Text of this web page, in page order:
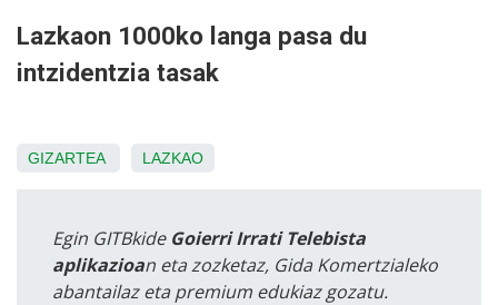
Lazkaon 1000ko langa pasa du
intzidentzia tasak
GIZARTEA LAZKAO
Egin GITBkide Goierri Irrati Telebista
aplikazioan eta zozketaz, Gida Komertzialeko
abantailaz eta premium edukiaz gozatu.